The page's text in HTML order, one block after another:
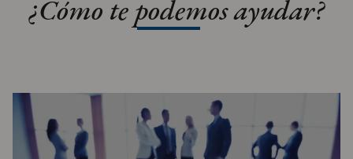
¿Cómo te podemos ayudar?